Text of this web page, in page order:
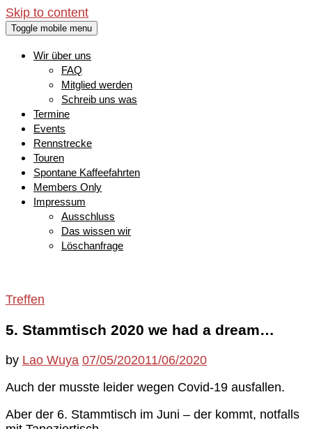
Skip to content
Toggle mobile menu
Wir über uns
FAQ
Mitglied werden
Schreib uns was
Termine
Events
Rennstrecke
Touren
Spontane Kaffeefahrten
Members Only
Impressum
Ausschluss
Das wissen wir
Löschanfrage
Treffen
5. Stammtisch 2020 we had a dream…
by Lao Wuya 07/05/202011/06/2020
Auch der musste leider wegen Covid-19 ausfallen.
Aber der 6. Stammtisch im Juni – der kommt, notfalls